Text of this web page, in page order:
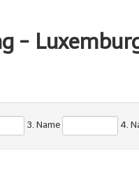
-
3. Name 4.